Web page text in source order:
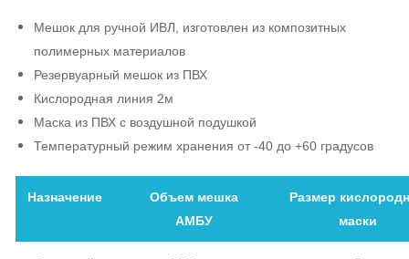
Мешок для ручной ИВЛ, изготовлен из композитных
полимерных материалов
Резервуарный мешок из ПВХ
Кислородная линия 2м
Маска из ПВХ с воздушной подушкой
Температурный режим хранения от -40 до +60 градусов
Назначение
Объем мешка
АМБУ
Размер
маски